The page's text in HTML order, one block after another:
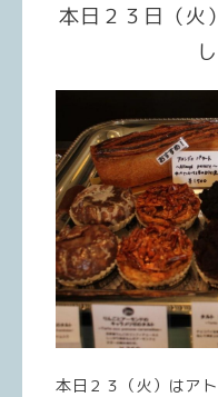
本日２３日（火
本日２３（火）はア